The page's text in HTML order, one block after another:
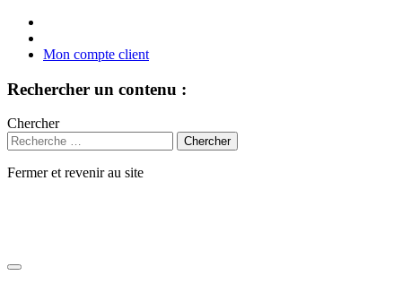
Mon compte client
Rechercher un contenu :
Chercher
Fermer et revenir au site